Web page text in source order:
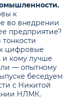
к
во внедрении
предприятие?
цифровые
и кому лучше
— опытному
беседуем
с Никитой
НЛМК.